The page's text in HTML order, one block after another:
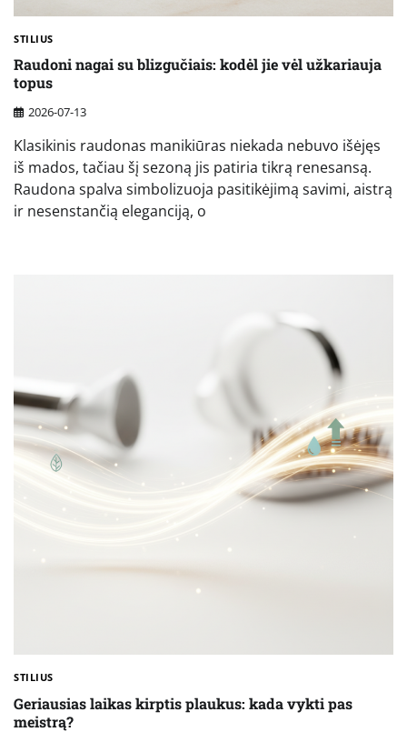
STILIUS
Raudoni nagai su blizgučiais: kodėl jie vėl užkariauja
topus
2026-07-13
Klasikinis raudonas manikiūras niekada nebuvo išėjęs
iš mados, tačiau šį sezoną jis patiria tikrą renesansą.
Raudona spalva simbolizuoja pasitikėjimą savimi, aistrą
ir nesenstančią eleganciją, o
STILIUS
Geriausias laikas kirptis plaukus: kada vykti pas
meistrą?